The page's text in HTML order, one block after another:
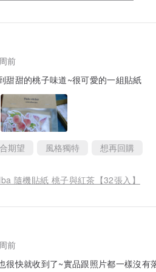
前
甜甜的桃子味道~很可愛的一組貼紙
期望 風格獨特 想再回購
隨機貼紙 桃子與紅茶【32張入】
前
很快就收到了~實品跟照片都一樣沒有